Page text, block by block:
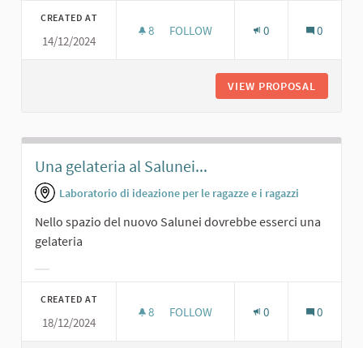
CREATED AT
14/12/2024
8 8 FOLLOWERS
FOLLOW 0 0
VIEW PROPOSAL
Una gelateria al Salunei...
Laboratorio di ideazione per le ragazze e i ragazzi
Nello spazio del nuovo Salunei dovrebbe esserci una
gelateria
CREATED AT
18/12/2024
8 8 FOLLOWERS
FOLLOW 0 0